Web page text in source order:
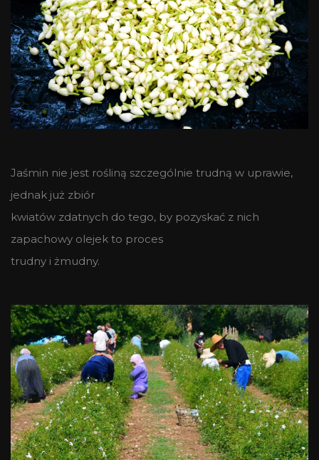
Jaśmin nie jest rośliną szczególnie trudną w uprawie,
jednak już zbiór
kwiatów zdatnych do tego, by pozyskać z nich
zapachowy olejek to proces
trudny i żmudny.